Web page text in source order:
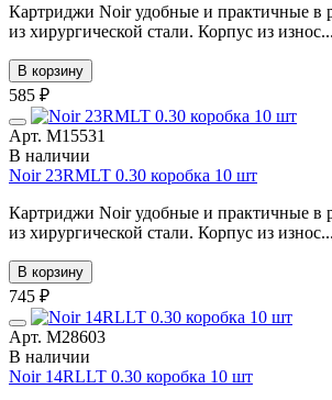
Картриджи Noir удобные и практичные в
из хирургической стали. Корпус из износ...
В корзину
585 ₽
Арт. М15531
В наличии
Noir 23RMLT 0.30 коробка 10 шт
Картриджи Noir удобные и практичные в
из хирургической стали. Корпус из износ...
В корзину
745 ₽
Арт. М28603
В наличии
Noir 14RLLT 0.30 коробка 10 шт